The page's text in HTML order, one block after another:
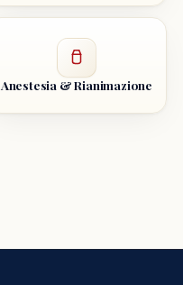
Anestesia & Rianimazione